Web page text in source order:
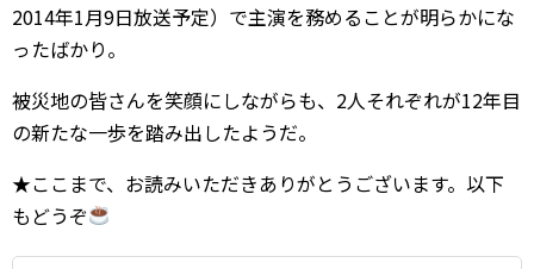
2014年1月9日放送予定）で主演を務めることが明らかにな
ったばかり。
被災地の皆さんを笑顔にしながらも、2人それぞれが12年目
の新たな一歩を踏み出したようだ。
★ここまで、お読みいただきありがとうございます。以下
もどうぞ